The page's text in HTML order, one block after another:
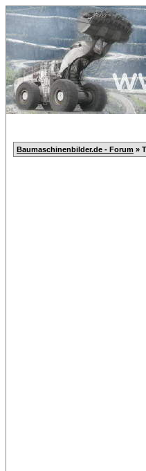
Baumaschinenbilder.de - Forum »